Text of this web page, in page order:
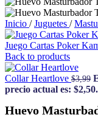
Inicio / Juguetes /
Juego Cartas Poker
Back to products
Collar Heartlove $3,99
precio actual es: $2,50.
Huevo